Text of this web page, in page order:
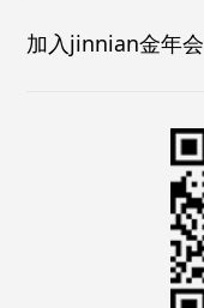
加入jinnian金年会